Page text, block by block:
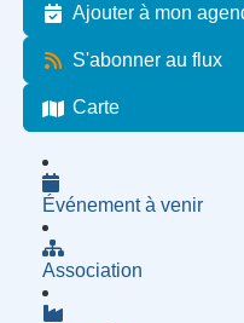
Ajouter à mon
S'abonner au flux
Carte
Événement à venir
Association